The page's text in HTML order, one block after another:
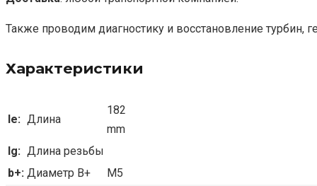
Также проводим диагностику и восстановление турбин,
Характеристики
le: Длина
182
mm
lg: Длина резьбы
b+: Диаметр B+
M5